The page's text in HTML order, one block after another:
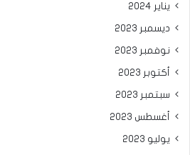
يناير 2024
ديسمبر 2023
نوفمبر 2023
أكتوبر 2023
سبتمبر 2023
أغسطس 2023
يوليو 2023